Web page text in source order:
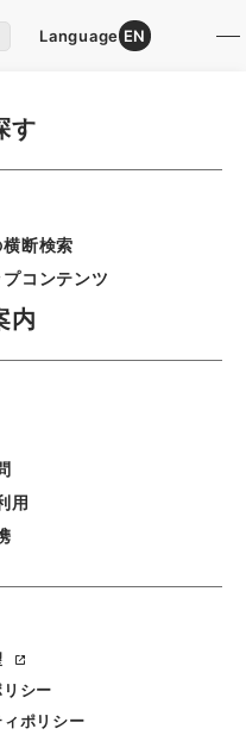
Language EN
す
断検索
コンテンツ
内
用
シー
ポリシー
公文書館HP利用案内